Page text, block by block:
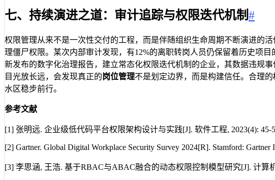
七、持续演进之道：审计追踪与权限迭代机制#
权限管理从来不是一次性交付的工程，而是伴随组织生命周期不断演进的
理僵尸权限。某次内部审计发现，有12%的离职转岗人员仍保留着历史项
新发布的数字化治理报告，建立常态化权限迭代机制的企业，其数据违规
目光放长远，会发现真正的岗位管理不是划定边界，而是构建信任。合理的
水区稳步前行。
参考文献
[1] 张明远. 企业级低代码平台权限架构设计与实践[J]. 软件工程, 2023(4): 45-
[2] Gartner. Global Digital Workplace Security Survey 2024[R]. Stamford: Gartner
[3] 李思涵, 王浩. 基于RBAC与ABAC融合的动态权限控制模型研究[J]. 计算